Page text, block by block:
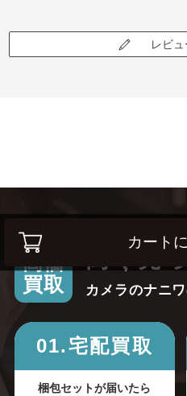
カート
レビュ
高価
買取
カメラのナニ
01.宅配買取
梱包セットが届いたら